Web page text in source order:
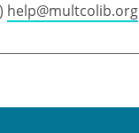
help@multcolib.org